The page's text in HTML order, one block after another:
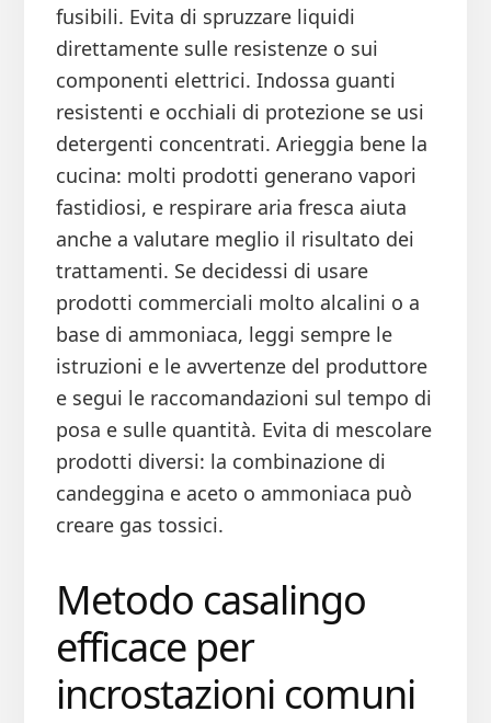
fusibili. Evita di spruzzare liquidi
direttamente sulle resistenze o sui
componenti elettrici. Indossa guanti
resistenti e occhiali di protezione se usi
detergenti concentrati. Arieggia bene la
cucina: molti prodotti generano vapori
fastidiosi, e respirare aria fresca aiuta
anche a valutare meglio il risultato dei
trattamenti. Se decidessi di usare
prodotti commerciali molto alcalini o a
base di ammoniaca, leggi sempre le
istruzioni e le avvertenze del produttore
e segui le raccomandazioni sul tempo di
posa e sulle quantità. Evita di mescolare
prodotti diversi: la combinazione di
candeggina e aceto o ammoniaca può
creare gas tossici.
Metodo casalingo
efficace per
incrostazioni comuni